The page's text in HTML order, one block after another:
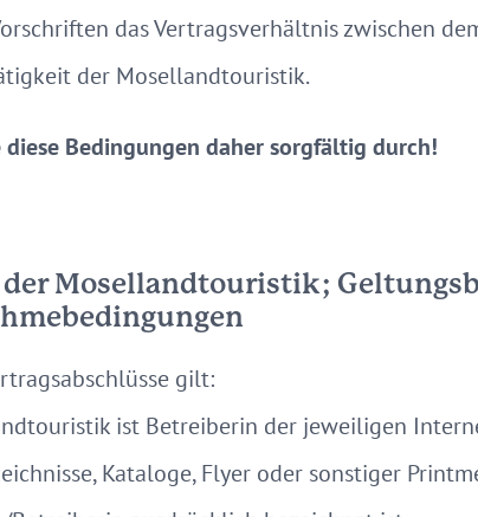
das Vertragsverhältnis zwischen
der Mosellandtouristik.
diese Bedingungen daher sorgfältig durch!
der Mosellandtouristik;
gilt:
ist Betreiberin der jeweiligen
Kataloge, Flyer oder sonstiger